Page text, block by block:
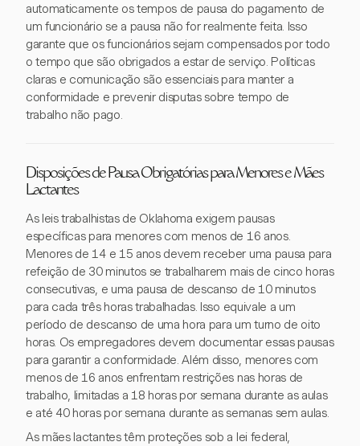
automaticamente os tempos de pausa do pagamento de
um funcionário se a pausa não for realmente feita. Isso
garante que os funcionários sejam compensados por todo
o tempo que são obrigados a estar de serviço. Políticas
claras e comunicação são essenciais para manter a
conformidade e prevenir disputas sobre tempo de
trabalho não pago.
Disposições de Pausa Obrigatórias para Menores e Mães
Lactantes
As leis trabalhistas de Oklahoma exigem pausas
específicas para menores com menos de 16 anos.
Menores de 14 e 15 anos devem receber uma pausa para
refeição de 30 minutos se trabalharem mais de cinco horas
consecutivas, e uma pausa de descanso de 10 minutos
para cada três horas trabalhadas. Isso equivale a um
período de descanso de uma hora para um turno de oito
horas. Os empregadores devem documentar essas pausas
para garantir a conformidade. Além disso, menores com
menos de 16 anos enfrentam restrições nas horas de
trabalho, limitadas a 18 horas por semana durante as aulas
e até 40 horas por semana durante as semanas sem aulas.
As mães lactantes têm proteções sob a lei federal,